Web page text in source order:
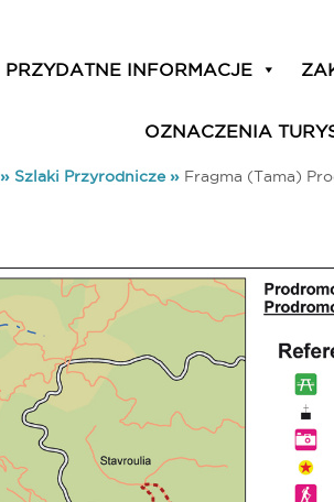
PRZYDATNE INFORMACJE
OZNACZENIA
» Szlaki Przyrodnicze» Fragma (Tama)